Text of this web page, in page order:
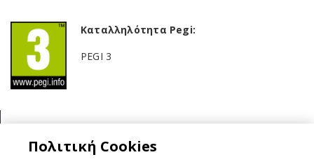
Καταλληλότητα Pegi:
PEGI 3
SportsΠολιτική Cookies